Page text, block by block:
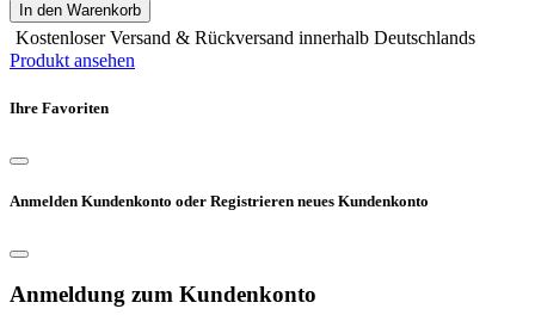
In den Warenkorb
Kostenloser Versand & Rückversand innerhalb Deutschlands
Produkt ansehen
Ihre Favoriten
Anmelden Kundenkonto oder Registrieren neues Kundenkonto
Anmeldung zum Kundenkonto